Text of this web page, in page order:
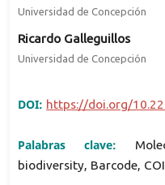
Universidad de Concepción
Ricardo Galleguillos
Universidad de Concepción
DOI: https://doi.org/
Palabras clave:
biodiversity, Barcode, COI